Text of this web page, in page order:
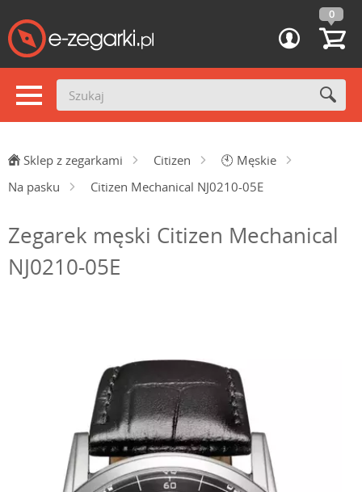
0
Sklep z zegarkami Citizen 🕙 Męskie
Na pasku
Citizen Mechanical NJ0210-05E
Zegarek męski Citizen Mechanical
NJ0210-05E